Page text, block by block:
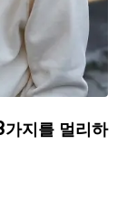
지를 멀리하